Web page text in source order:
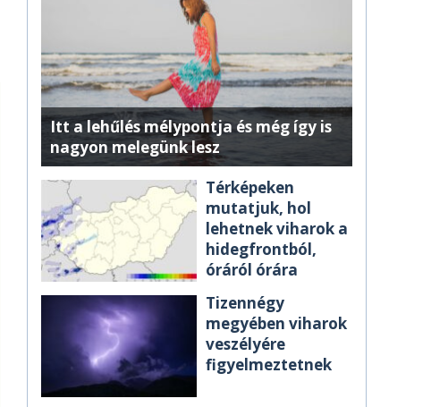
Itt a lehűlés mélypontja és még így is
nagyon melegünk lesz
Térképeken
mutatjuk, hol
lehetnek viharok a
hidegfrontból,
óráról órára
Tizennégy
megyében viharok
veszélyére
figyelmeztetnek